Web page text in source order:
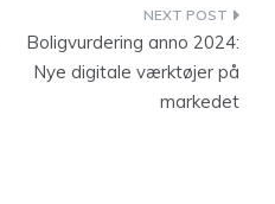
Boligvurdering anno 2024:
Nye digitale værktøjer på
markedet